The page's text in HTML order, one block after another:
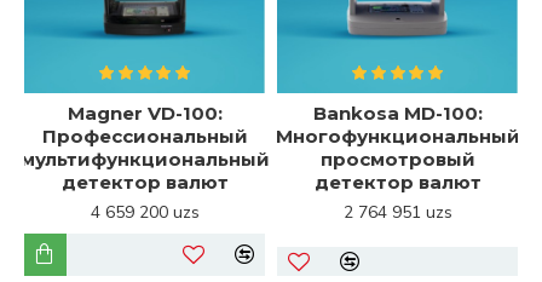
Magner VD-100:
Профессиональный
мультифункциональный
детектор валют
4 659 200 uzs
Bankosa MD-100:
Многофункциональный
просмотровый
детектор валют
2 764 951 uzs